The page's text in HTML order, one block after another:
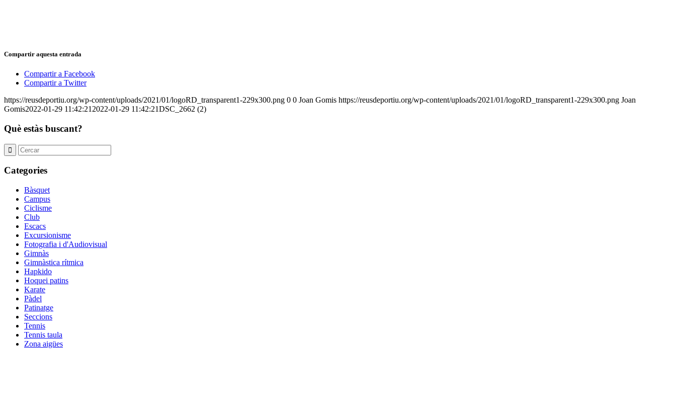
Compartir aquesta entrada
Compartir a Facebook
Compartir a Twitter
https://reusdeportiu.org/wp-content/uploads/2021/01/logoRD_transparent1-229x300.png 0 0 Joan Gomis https://reusdeportiu.org/wp-content/uploads/2021/01/logoRD_transparent1-229x300.png Joan
Gomis2022-01-29 11:42:21 2022-01-29 11:42:21DSC_2662 (2)
Què estàs buscant?
Categories
Bàsquet
Campus
Ciclisme
Club
Escacs
Excursionisme
Fotografia i d'Audiovisual
Gimnàs
Gimnàstica rítmica
Hapkido
Hoquei patins
Karate
Pàdel
Patinatge
Seccions
Tennis
Tennis taula
Zona aigües